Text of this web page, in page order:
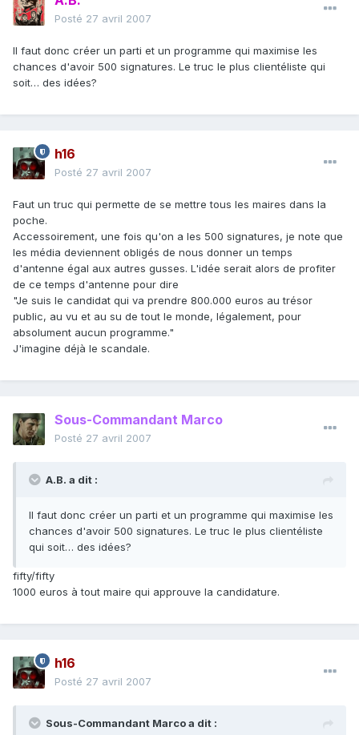
Posté 27 avril 2007
Il faut donc créer un parti et un programme qui maximise les
chances d'avoir 500 signatures. Le truc le plus clientéliste qui
soit… des idées?
h16
Posté 27 avril 2007
Faut un truc qui permette de se mettre tous les maires dans la
poche.
Accessoirement, une fois qu'on a les 500 signatures, je note que
les média deviennent obligés de nous donner un temps
d'antenne égal aux autres gusses. L'idée serait alors de profiter
de ce temps d'antenne pour dire
"Je suis le candidat qui va prendre 800.000 euros au trésor
public, au vu et au su de tout le monde, légalement, pour
absolument aucun programme."
J'imagine déjà le scandale.
Sous-Commandant Marco
Posté 27 avril 2007
A.B. a dit :
Il faut donc créer un parti et un programme qui maximise les
chances d'avoir 500 signatures. Le truc le plus clientéliste
qui soit… des idées?
fifty/fifty
1000 euros à tout maire qui approuve la candidature.
h16
Posté 27 avril 2007
Sous-Commandant Marco a dit :